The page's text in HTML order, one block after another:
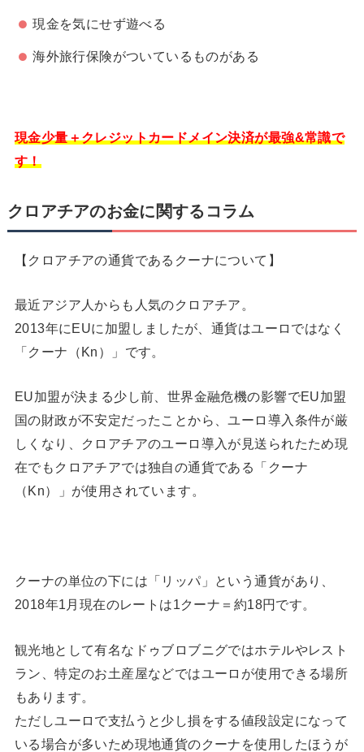
現金を気にせず遊べる
海外旅行保険がついているものがある
現金少量＋クレジットカードメイン決済が最強&常識で
す！
クロアチアのお金に関するコラム
【クロアチアの通貨であるクーナについて】
最近アジア人からも人気のクロアチア。
2013年にEUに加盟しましたが、通貨はユーロではなく
「クーナ（Kn）」です。
EU加盟が決まる少し前、世界金融危機の影響でEU加盟
国の財政が不安定だったことから、ユーロ導入条件が厳
しくなり、クロアチアのユーロ導入が見送られたため現
在でもクロアチアでは独自の通貨である「クーナ
（Kn）」が使用されています。
クーナの単位の下には「リッパ」という通貨があり、
2018年1月現在のレートは1クーナ＝約18円です。
観光地として有名なドゥブロブニグではホテルやレスト
ラン、特定のお土産屋などではユーロが使用できる場所
もあります。
ただしユーロで支払うと少し損をする値段設定になって
いる場合が多いため現地通貨のクーナを使用したほうが